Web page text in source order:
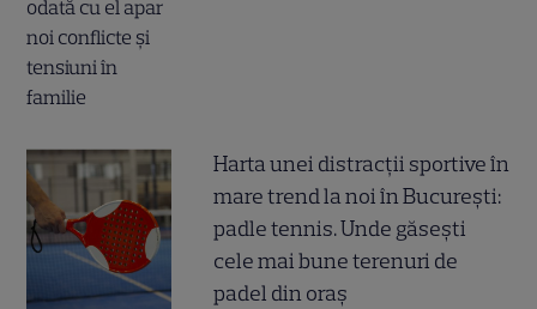
Harta unei distracții sportive în
mare trend la noi în București:
padle tennis. Unde găsești
cele mai bune terenuri de
padel din oraș